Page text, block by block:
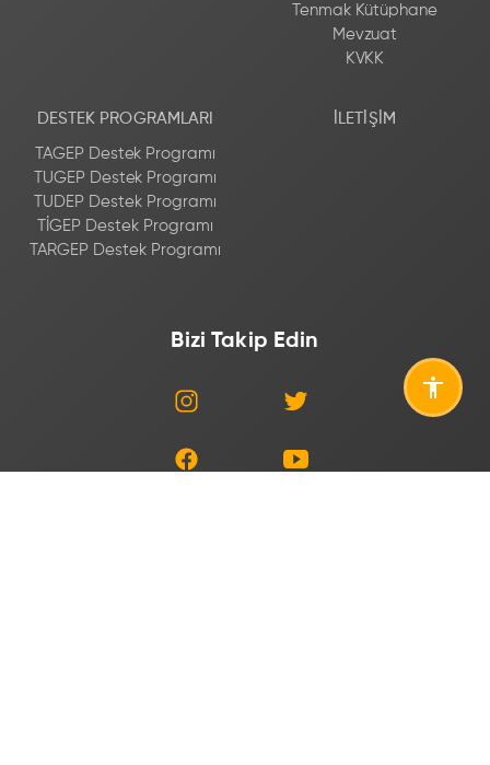
Tenmak Kütüphane
Mevzuat
KVKK
DESTEK PROGRAMLARI
TAGEP Destek Programı
TUGEP Destek Programı
TUDEP Destek Programı
TİGEP Destek Programı
TARGEP Destek Programı
İLETIŞIM
Bizi Takip Edin